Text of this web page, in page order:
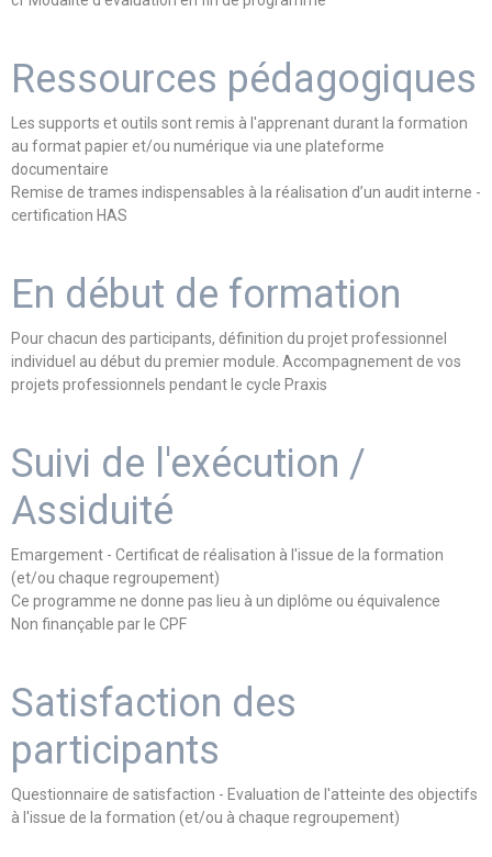
Ressources pédagogiques
Les supports et outils sont remis à l'apprenant durant la formation
au format papier et/ou numérique via une plateforme
documentaire
Remise de trames indispensables à la réalisation d’un audit interne -
certification HAS
En début de formation
Pour chacun des participants, définition du projet professionnel
individuel au début du premier module. Accompagnement de vos
projets professionnels pendant le cycle Praxis
Suivi de l'exécution /
Assiduité
Emargement - Certificat de réalisation à l'issue de la formation
(et/ou chaque regroupement)
Ce programme ne donne pas lieu à un diplôme ou équivalence
Non finançable par le CPF
Satisfaction des
participants
Questionnaire de satisfaction - Evaluation de l'atteinte des objectifs
à l'issue de la formation (et/ou à chaque regroupement)